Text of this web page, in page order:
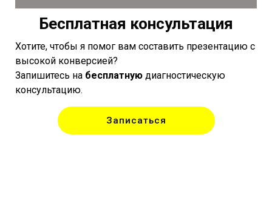
Бесплатная консультация
Хотите, чтобы я помог вам составить презентацию с
высокой конверсией?
Запишитесь на бесплатную диагностическую
консультацию.
Записаться